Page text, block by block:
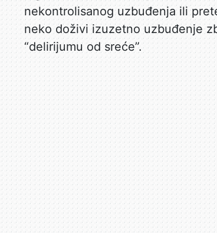
nekontrolisanog uzbuđenja ili
neko doživi izuzetno uzbuđenje
“delirijumu od sreće”.